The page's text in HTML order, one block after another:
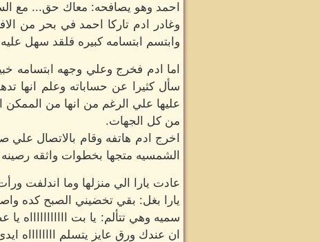
احمد وهو يصافحه: معاك حق... مع
وغادر ادم تاركا احمد في بحر من
وابتسم ابتسامه كبيره فلقد سهل عليه
اما ادم فخرج وعلي وجهه ابتسامه
سأل كثيرا عن حساباته وعلم انها
عليها علي الرغم من انها من الممكن
من كل الجهات.
اخرج ادم هاتفه وقام بالاتصال علي
الشمسيه متجها بخطوات واثقه رصينه
عادت يارا الي منزلها وما اندلفت
يارا بغل: بقي تخضيني الصبح كده
سميه وهي تتألم: يا بت اااااااااااه
ان عندك ورق عايز يتسلم ااااااااه